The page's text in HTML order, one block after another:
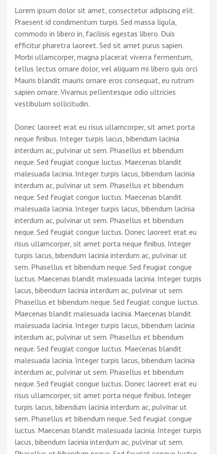
Lorem ipsum dolor sit amet, consectetur adipiscing elit.
Praesent id condimentum turpis. Sed massa ligula,
commodo in libero in, facilisis egestas libero. Duis
efficitur pharetra laoreet. Sed sit amet purus sapien.
Morbi ullamcorper, magna placerat viverra fermentum,
tellus lectus ornare dolor, vel aliquam mi libero quis orci.
Mauris blandit mauris ornare eros consequat, eu rutrum
sapien ornare. Vivamus pellentesque odio ultricies
vestibulum sollicitudin.
Donec laoreet erat eu risus ullamcorper, sit amet porta
neque finibus. Integer turpis lacus, bibendum lacinia
interdum ac, pulvinar ut sem. Phasellus et bibendum
neque. Sed feugiat congue luctus. Maecenas blandit
malesuada lacinia. Integer turpis lacus, bibendum lacinia
interdum ac, pulvinar ut sem. Phasellus et bibendum
neque. Sed feugiat congue luctus. Maecenas blandit
malesuada lacinia. Integer turpis lacus, bibendum lacinia
interdum ac, pulvinar ut sem. Phasellus et bibendum
neque. Sed feugiat congue luctus. Donec laoreet erat eu
risus ullamcorper, sit amet porta neque finibus. Integer
turpis lacus, bibendum lacinia interdum ac, pulvinar ut
sem. Phasellus et bibendum neque. Sed feugiat congue
luctus. Maecenas blandit malesuada lacinia. Integer turpis
lacus, bibendum lacinia interdum ac, pulvinar ut sem.
Phasellus et bibendum neque. Sed feugiat congue luctus.
Maecenas blandit malesuada lacinia. Maecenas blandit
malesuada lacinia. Integer turpis lacus, bibendum lacinia
interdum ac, pulvinar ut sem. Phasellus et bibendum
neque. Sed feugiat congue luctus. Maecenas blandit
malesuada lacinia. Integer turpis lacus, bibendum lacinia
interdum ac, pulvinar ut sem. Phasellus et bibendum
neque. Sed feugiat congue luctus. Donec laoreet erat eu
risus ullamcorper, sit amet porta neque finibus. Integer
turpis lacus, bibendum lacinia interdum ac, pulvinar ut
sem. Phasellus et bibendum neque. Sed feugiat congue
luctus. Maecenas blandit malesuada lacinia. Integer turpis
lacus, bibendum lacinia interdum ac, pulvinar ut sem.